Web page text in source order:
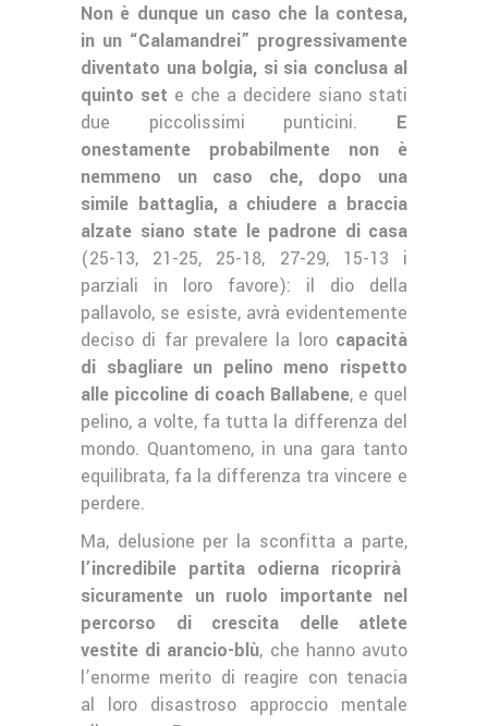
Non è dunque un caso che la contesa,
in un “Calamandrei” progressivamente
diventato una bolgia, si sia conclusa al
quinto set e che a decidere siano stati
due piccolissimi punticini. E
onestamente probabilmente non è
nemmeno un caso che, dopo una
simile battaglia, a chiudere a braccia
alzate siano state le padrone di casa
(25-13, 21-25, 25-18, 27-29, 15-13 i
parziali in loro favore): il dio della
pallavolo, se esiste, avrà evidentemente
deciso di far prevalere la loro capacità
di sbagliare un pelino meno rispetto
alle piccoline di coach Ballabene, e quel
pelino, a volte, fa tutta la differenza del
mondo. Quantomeno, in una gara tanto
equilibrata, fa la differenza tra vincere e
perdere.
Ma, delusione per la sconfitta a parte,
l’incredibile partita odierna ricoprirà
sicuramente un ruolo importante nel
percorso di crescita delle atlete
vestite di arancio-blù, che hanno avuto
l’enorme merito di reagire con tenacia
al loro disastroso approccio mentale